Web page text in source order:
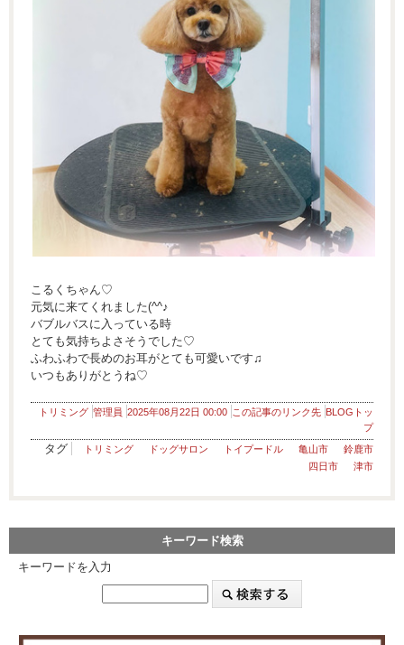
こるくちゃん♡
元気に来てくれました(^^♪
バブルバスに入っている時
とても気持ちよさそうでした♡
ふわふわで長めのお耳がとても可愛いです♫
いつもありがとうね♡
トリミング 管理員 2025年08月22日 00:00 この記事のリンク先 BLOGトッ
プ
タグ トリミング ドッグサロン トイプードル 亀山市
鈴鹿市
四日市
津市
キーワード検索
キーワードを入力